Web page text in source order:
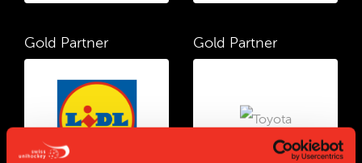
Gold Partner Gold Partner